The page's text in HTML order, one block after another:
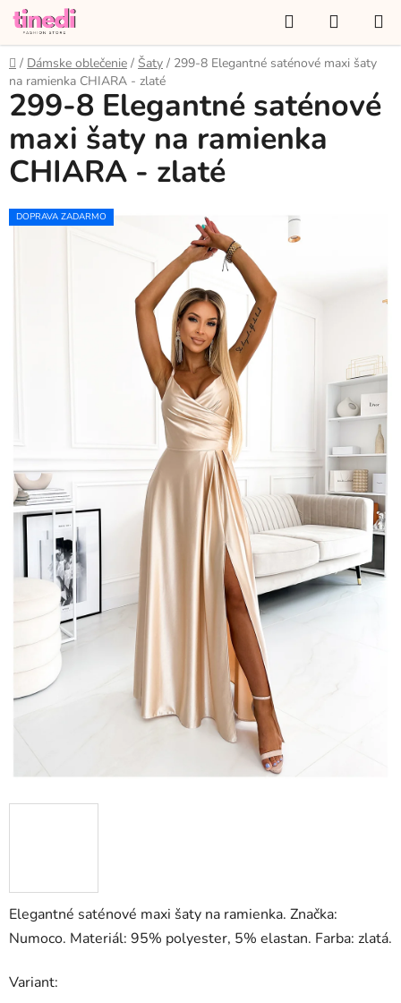
Prejsť
obsah
Hľadať
KOŠÍK
Domov
/ Dámske oblečenie / Šaty / 299-8 Elegantné saténové maxi šaty
na ramienka CHIARA - zlaté
Elegantné saténové maxi šaty na ramienka. Značka:
Numoco. Materiál: 95% polyester, 5% elastan. Farba: zlatá.
Variant:
299-8 Elegantné saténové
maxi šaty na ramienka
CHIARA - zlaté
DOPRAVA ZADARMO